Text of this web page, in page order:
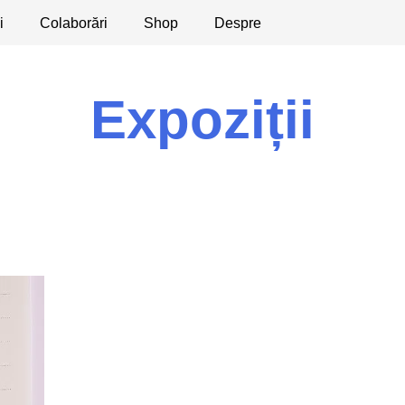
Colaborări Shop Despre
Dezbateri Apeluri
Expoziții